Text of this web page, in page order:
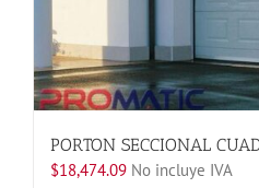
elegir
en
la
página
de
producto
PORTON SECCIONAL
$18,474.09 No incluye IVA